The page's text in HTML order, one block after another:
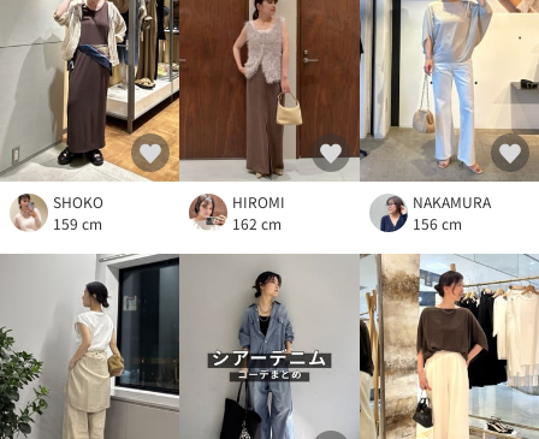
SHOKO
159 cm
HIROMI
162 cm
NAKAMURA
156 cm